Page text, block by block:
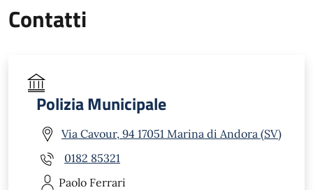
Contatti
Polizia Municipale
Via Cavour, 94 17051 Marina di Andora (SV)
0182 85321
Paolo Ferrari